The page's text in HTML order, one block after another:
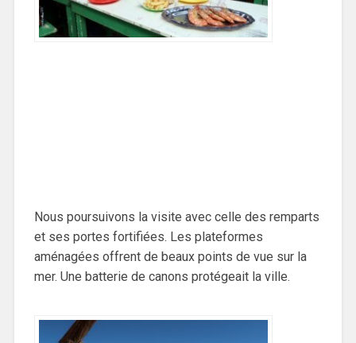
Nous poursuivons la visite avec celle des remparts
et ses portes fortifiées. Les plateformes
aménagées offrent de beaux points de vue sur la
mer. Une batterie de canons protégeait la ville.